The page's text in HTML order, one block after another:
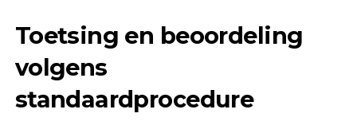
Toetsing en beoordeling
volgens
standaardprocedure